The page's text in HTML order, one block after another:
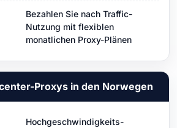
Bezahlen Sie nach Traffic-
Nutzung mit flexiblen
monatlichen Proxy-Plänen
Proxys in den Norwegen
Hochgeschwindigkeits-